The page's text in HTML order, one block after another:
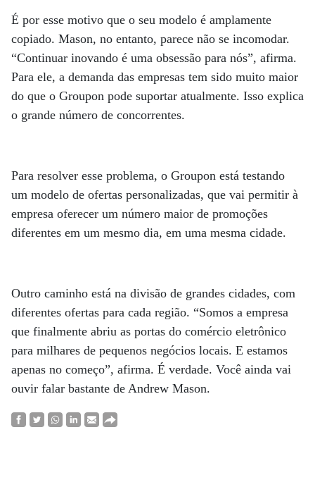
É por esse motivo que o seu modelo é amplamente
copiado. Mason, no entanto, parece não se incomodar.
“Continuar inovando é uma obsessão para nós”, afirma.
Para ele, a demanda das empresas tem sido muito maior
do que o Groupon pode suportar atualmente. Isso explica
o grande número de concorrentes.
Para resolver esse problema, o Groupon está testando
um modelo de ofertas personalizadas, que vai permitir à
empresa oferecer um número maior de promoções
diferentes em um mesmo dia, em uma mesma cidade.
Outro caminho está na divisão de grandes cidades, com
diferentes ofertas para cada região. “Somos a empresa
que finalmente abriu as portas do comércio eletrônico
para milhares de pequenos negócios locais. E estamos
apenas no começo”, afirma. É verdade. Você ainda vai
ouvir falar bastante de Andrew Mason.